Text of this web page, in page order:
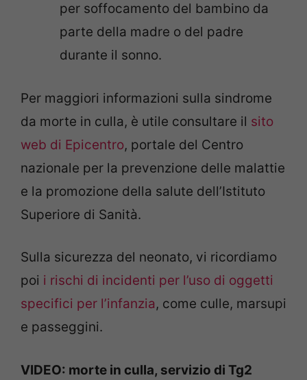
per soffocamento del bambino da
parte della madre o del padre
durante il sonno.
Per maggiori informazioni sulla sindrome
da morte in culla, è utile consultare il sito
web di Epicentro, portale del Centro
nazionale per la prevenzione delle malattie
e la promozione della salute dell’Istituto
Superiore di Sanità.
Sulla sicurezza del neonato, vi ricordiamo
poi i rischi di incidenti per l’uso di oggetti
specifici per l’infanzia, come culle, marsupi
e passeggini.
VIDEO: morte in culla, servizio di Tg2